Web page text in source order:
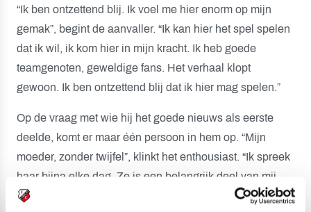
“Ik ben ontzettend blij. Ik voel me hier enorm op mijn
gemak”, begint de aanvaller. “Ik kan hier het spel spelen
dat ik wil, ik kom hier in mijn kracht. Ik heb goede
teamgenoten, geweldige fans. Het verhaal klopt
gewoon. Ik ben ontzettend blij dat ik hier mag spelen.”
Op de vraag met wie hij het goede nieuws als eerste
deelde, komt er maar één persoon in hem op. “Mijn
moeder, zonder twijfel”, klinkt het enthousiast. “Ik spreek
haar bijna elke dag. Ze is een belangrijk deel van mij.
Zonder haar was ik hier nu niet geweest. Of ze al een